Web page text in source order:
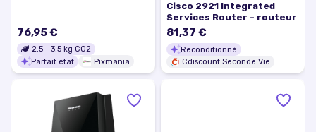
76,95 €
2.5 - 3.5 kg CO2
Parfait état
Pixmania
Cisco 2921 Integrated
Services Router - routeur
81,37 €
Reconditionné
Cdiscount Seconde Vie